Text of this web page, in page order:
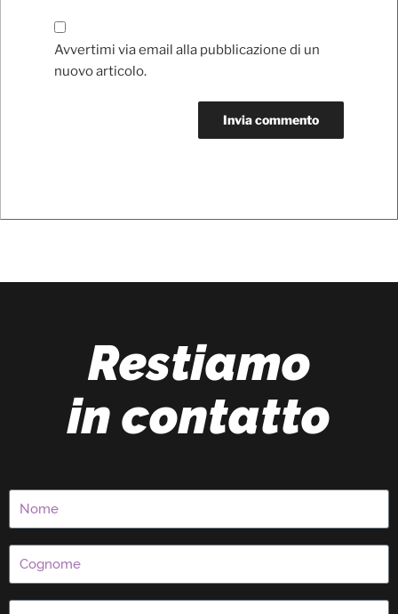
Avvertimi via email alla pubblicazione di un
nuovo articolo.
Restiamo
in contatto